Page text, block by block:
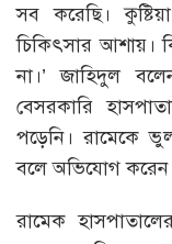
সব করেছি।
চিকিৎসার আশায়।
না।’ জাহিদুল
বেসরকারি
পড়েনি। রামেকে
বলে অভিযোগ করেন
রামেক